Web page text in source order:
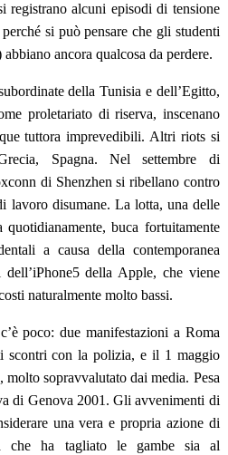
registrano alcuni episodi di tensione
si può pensare che gli studenti
ancora qualcosa da perdere.
della Tunisia e dell’Egitto,
proletariato di riserva, inscenano
tuttora imprevedibili. Altri riots si
Spagna. Nel settembre di
di Shenzhen si ribellano contro
lavoro disumane. La lotta, una delle
buca fortuitamente
a causa della contemporanea
della Apple, che viene
naturalmente molto bassi.
poco: due manifestazioni a Roma
scontri con la polizia, e il 1 maggio
sopravvalutato dai media. Pesa
di Genova 2001. Gli avvenimenti di
una vera e propria azione di
che ha tagliato le gambe sia al